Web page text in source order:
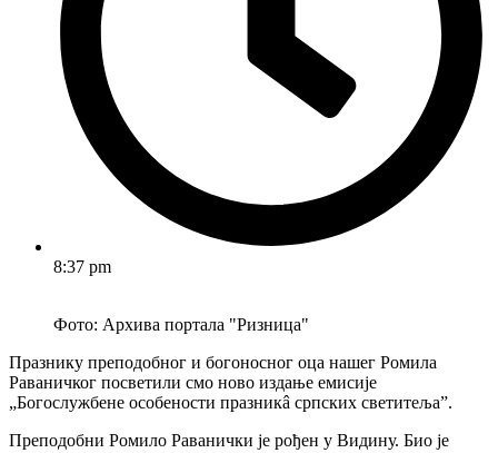
8:37 pm
Фото: Архива портала "Ризница"
Празнику преподобног и богоносног оца нашег Ромила
Раваничког посветили смо ново издање емисије
„Богослужбене особености празникâ српских светитељаˮ.
Преподобни Ромило Раванички је рођен у Видину. Био је